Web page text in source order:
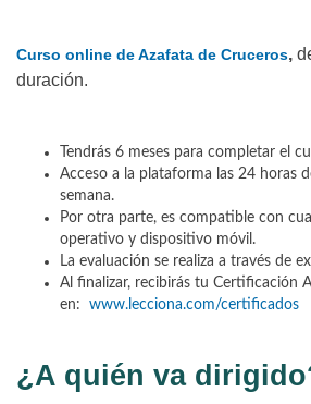
Curso online de Azafata de Cruceros,
duración.
Tendrás 6 meses para completar el
Acceso a la plataforma las 24 horas
semana.
Por otra parte, es compatible con
operativo y dispositivo móvil.
La evaluación se realiza a través de
Al finalizar, recibirás tu Certificación
en: www.lecciona.com/certificados
¿A quién va